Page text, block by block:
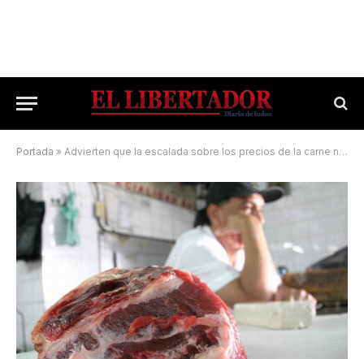
Portada » Advierten que la escalada sobre los precios de la carne no se va a detener